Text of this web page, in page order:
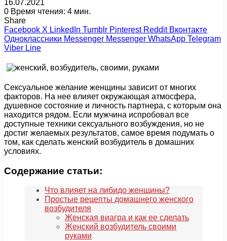
16.07.2021
0 Время чтения: 4 мин.
Share
Facebook X LinkedIn Tumblr Pinterest Reddit Вконтакте
Одноклассники Messenger Messenger WhatsApp Telegram
Viber Line
Сексуальное желание женщины зависит от многих
факторов. На нее влияет окружающая атмосфера,
душевное состояние и личность партнера, с которым она
находится рядом. Если мужчина испробовал все
доступные техники сексуального возбуждения, но не
достиг желаемых результатов, самое время подумать о
том, как сделать женский возбудитель в домашних
условиях.
Содержание статьи:
Что влияет на либидо женщины?
Простые рецепты домашнего женского
возбудителя
Женская виагра и как ее сделать
Женский возбудитель своими
руками